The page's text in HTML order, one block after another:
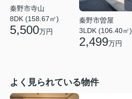
秦野市寺山
8DK (158.67㎡)
5,500万円
秦野市曽屋
3LDK (106.40㎡)
2,499万円
よく見られている物件